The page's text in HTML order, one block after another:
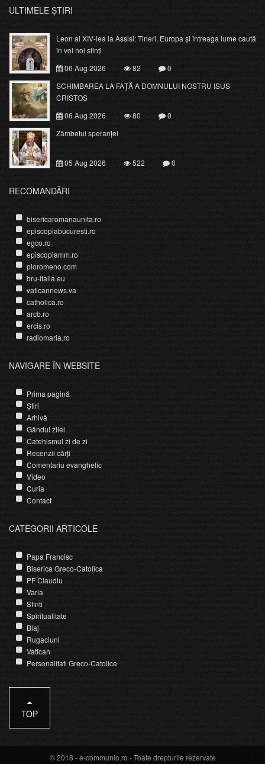
ULTIMELE ȘTIRI
Leon al XIV-lea la Assisi: Tineri, Europa și întreaga lume caută
în voi noi sfinți
06 Aug 2026
82
0
SCHIMBAREA LA FAŢĂ A DOMNULUI NOSTRU ISUS
CRISTOS
06 Aug 2026
80
0
Zâmbetul speranței
05 Aug 2026 522 0
RECOMANDĂRI
bisericaromanaunita.ro
episcopiabucuresti.ro
egco.ro
episcopiamm.ro
pioromeno.com
bru-italia.eu
vaticannews.va
catholica.ro
arcb.ro
ercis.ro
radiomaria.ro
NAVIGARE ÎN WEBSITE
Prima pagină
Știri
Arhivă
Gândul zilei
Catehismul zi de zi
Recenzii cărți
Comentariu evanghelic
Video
Curia
Contact
CATEGORII ARTICOLE
Papa Francisc
Biserica Greco-Catolica
PF Claudiu
Varia
Sfinti
Spiritualitate
Blaj
Rugaciuni
Vatican
Personalitati Greco-Catolice
TOP
© 2018 -e-communio.ro - Toate drepturile rezervate